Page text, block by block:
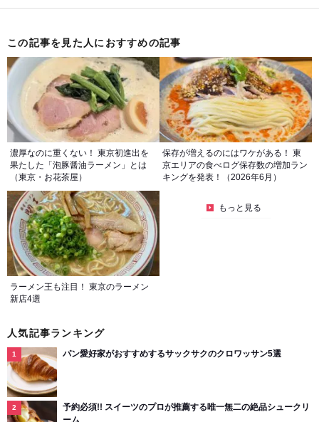
この記事を見た人におすすめの記事
濃厚なのに重くない！ 東京初進出を
果たした「泡豚醤油ラーメン」とは
（東京・お花茶屋）
保存が増えるのにはワケがある！ 東
京エリアの食べログ保存数の増加ラン
キングを発表！（2026年6月）
ラーメン王も注目！ 東京のラーメン
新店4選
もっと見る
人気記事ランキング
パン愛好家がおすすめするサックサクのクロワッサン5選
予約必須!! スイーツのプロが推薦する唯一無二の絶品シュークリ
ーム